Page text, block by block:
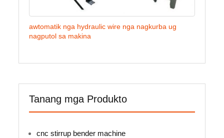
awtomatik nga hydraulic wire nga nagkurba ug
nagputol sa makina
Tanang mga Produkto
cnc stirrup bender machine